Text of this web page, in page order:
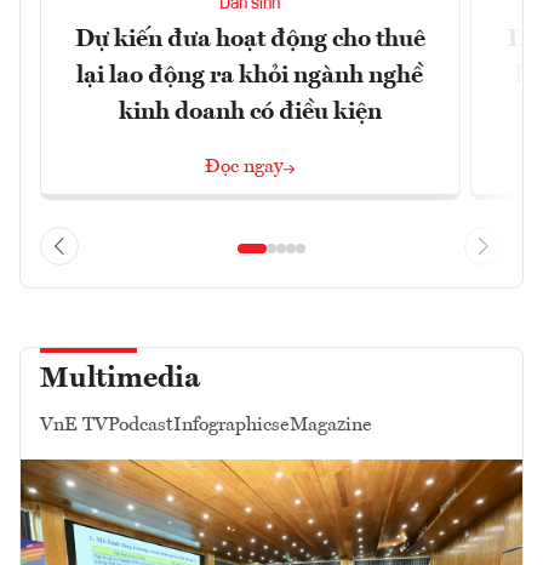
Dân sinh
Dự kiến đưa hoạt động cho thuê
lại lao động ra khỏi ngành nghề
kinh doanh có điều kiện
Đọc ngay
Đề
Multimedia
VnE TVPodcastInfographicseMagazine